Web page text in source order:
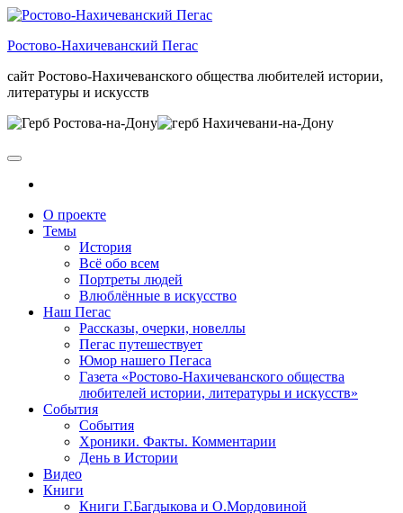
Skip
the
Ростово-Нахичеванский Пегас
сайт Ростово-Нахичеванского общества любителей истории,
литературы и искусств
О проекте
Темы
История
Всё обо всем
Портреты людей
Влюблённые в искусство
Наш Пегас
Рассказы, очерки, новеллы
Пегас путешествует
Юмор нашего Пегаса
Газета «Ростово-Нахичеванского общества
любителей истории, литературы и искусств»
События
События
Хроники. Факты. Комментарии
День в Истории
Видео
Книги
Книги Г.Багдыкова и О.Мордовиной